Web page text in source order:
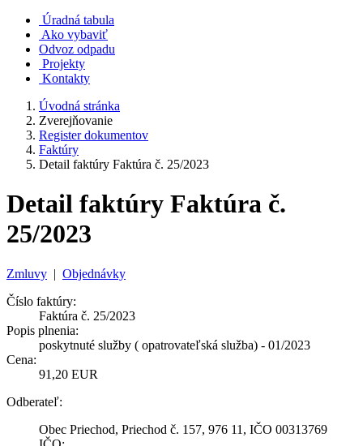
Úradná tabula
Ako vybaviť
Odvoz odpadu
Projekty
Kontakty
Úvodná stránka
Zverejňovanie
Register dokumentov
Faktúry
Detail faktúry Faktúra č. 25/2023
Detail faktúry Faktúra č.
25/2023
Zmluvy | Objednávky
Číslo faktúry:
Faktúra č. 25/2023
Popis plnenia:
poskytnuté služby ( opatrovateľská služba) - 01/2023
Cena:
91,20 EUR
Odberateľ:
Obec Priechod, Priechod č. 157, 976 11, IČO 00313769